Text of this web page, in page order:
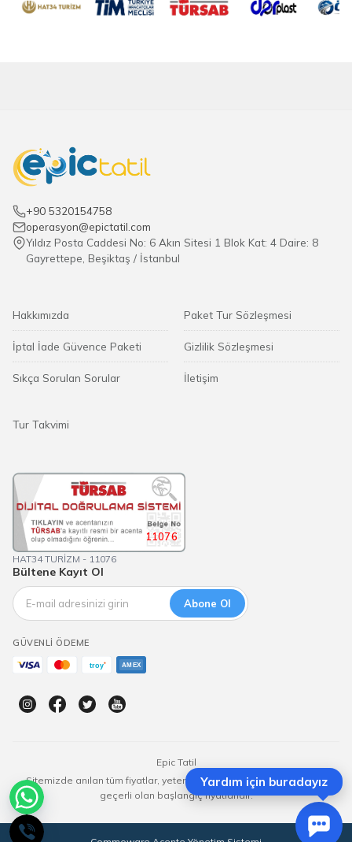
+90 5320154758
operasyon@epictatil.com
Yıldız Posta Caddesi No: 6 Akın Sitesi 1 Blok Kat: 4 Daire: 8
Gayrettepe, Beşiktaş / İstanbul
Hakkımızda
İptal İade Güvence Paketi
Sıkça Sorulan Sorular
Paket Tur Sözleşmesi
Gizlilik Sözleşmesi
İletişim
Tur Takvimi
11076
HAT34 TURİZM - 11076
Bültene Kayıt Ol
Abone Ol
GÜVENLI ÖDEME
Epic Tatil
Sitemizde anılan tüm fiyatlar, yeterli kontenjan olması durumunda
geçerli olan başlangıç fiyatlarıdır.
Yardım için buradayız